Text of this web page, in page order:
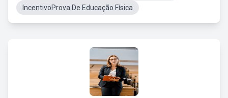
IncentivoProva De Educação Física